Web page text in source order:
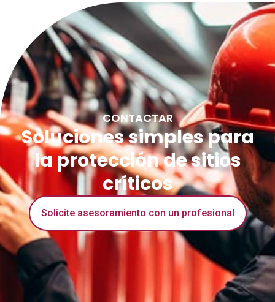
CONTACTAR
Soluciones simples para
la protección de sitios
críticos
Solicite asesoramiento con un profesional